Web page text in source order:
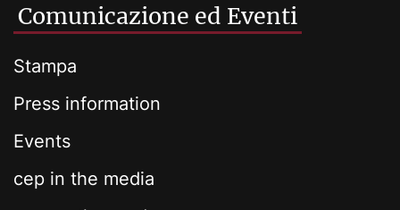
Comunicazione ed Eventi
Stampa
Press information
Events
cep in the media